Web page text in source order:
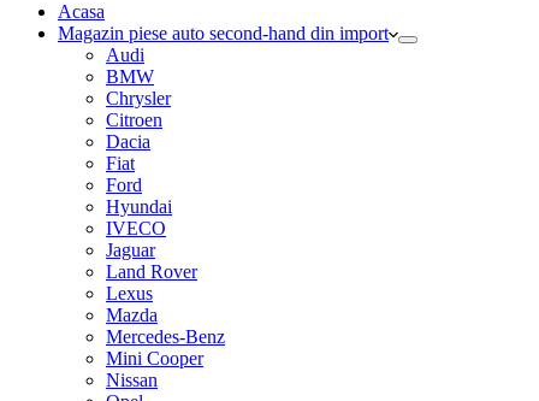
cumpărături
Acasa
Magazin piese auto second-hand din import
Audi
BMW
Chrysler
Citroen
Dacia
Fiat
Ford
Hyundai
IVECO
Jaguar
Land Rover
Lexus
Mazda
Mercedes-Benz
Mini Cooper
Nissan